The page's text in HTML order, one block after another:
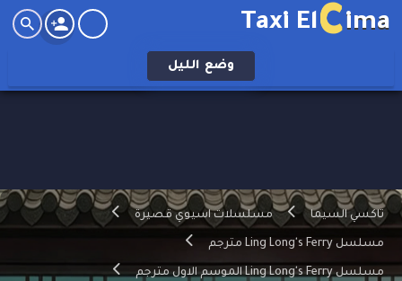
Taxi ElCima
وضع الليل
تاكسي السيما مسلسلات اسيوي قصيرة
مسلسل Ling Long's Ferry مترجم
مسلسل Ling Long's Ferry الموسم الاول مترجم